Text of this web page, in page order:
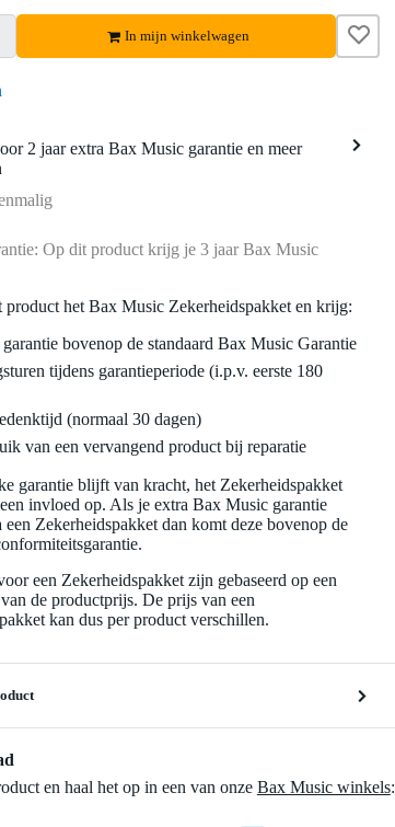
In mijn winkelwagen
2 jaar extra Bax Music garantie en meer
Op dit product krijg je 3 jaar Bax Music
het Bax Music Zekerheidspakket en krijg:
garantie bovenop de standaard Bax Music Garantie
tijdens garantieperiode (i.p.v. eerste 180
(normaal 30 dagen)
van een vervangend product bij reparatie
garantie blijft van kracht, het Zekerheidspakket
invloed op. Als je extra Bax Music garantie
een Zekerheidspakket dan komt deze bovenop de
een Zekerheidspakket zijn gebaseerd op een
de productprijs. De prijs van een
kan dus per product verschillen.
en haal het op in een van onze Bax Music winkels: